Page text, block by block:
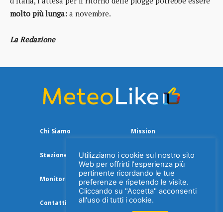
molto più lunga: a novembre.
La Redazione
Chi Siamo Mission
Stazione Meteo
Monitoraggio Aria
Contatti Privacy Policy
Utilizziamo i cookie sul nostro sito
Web per offrirti l'esperienza più
pertinente ricordando le tue
preferenze e ripetendo le visite.
Cliccando su "Accetta" acconsenti
all'uso di tutti i cookie.